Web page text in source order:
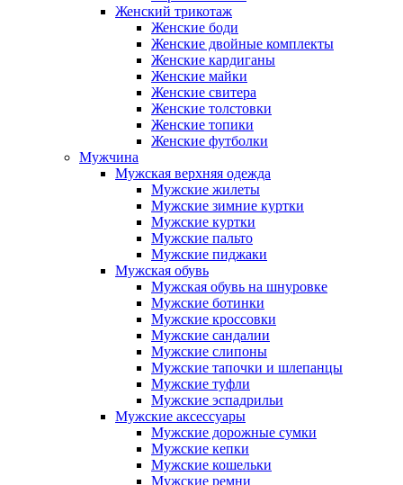
Женский трикотаж
Женские боди
Женские двойные комплекты
Женские кардиганы
Женские майки
Женские свитера
Женские толстовки
Женские топики
Женские футболки
Мужчина
Мужская верхняя одежда
Мужские жилеты
Мужские зимние куртки
Мужские куртки
Мужские пальто
Мужские пиджаки
Мужская обувь
Мужская обувь на шнуровке
Мужские ботинки
Мужские кроссовки
Мужские сандалии
Мужские слипоны
Мужские тапочки и шлепанцы
Мужские туфли
Мужские эспадрильи
Мужские аксессуары
Мужские дорожные сумки
Мужские кепки
Мужские кошельки
Мужские ремни